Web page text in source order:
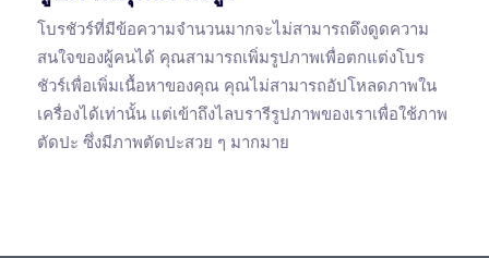
โบรชัวร์ที่มีข้อความจำนวนมากจะไม่สามารถดึงดูดความ
สนใจของผู้คนได้ คุณสามารถเพิ่มรูปภาพเพื่อตกแต่งโบร
ชัวร์เพื่อเพิ่มเนื้อหาของคุณ คุณไม่สามารถอัปโหลดภาพใน
เครื่องได้เท่านั้น แต่เข้าถึงไลบรารีรูปภาพของเราเพื่อใช้ภาพ
ตัดปะ ซึ่งมีภาพตัดปะสวย ๆ มากมาย